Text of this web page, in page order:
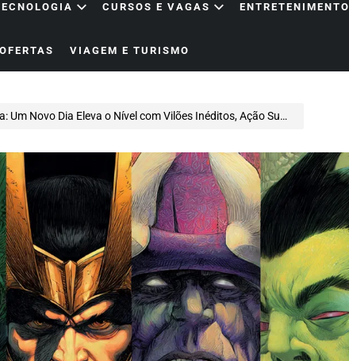
CURSOS E VAGAS ENTRETENIMENTO
OFERTAS VIAGEM E TURISMO
Dia Eleva o Nível com Vilões Inéditos, Ação Surreal e Uma Nova Era Para o Herói